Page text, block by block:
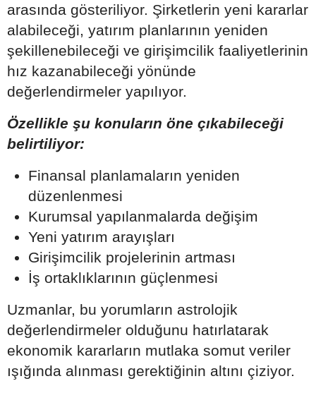
arasında gösteriliyor. Şirketlerin yeni kararlar
alabileceği, yatırım planlarının yeniden
şekillenebileceği ve girişimcilik faaliyetlerinin
hız kazanabileceği yönünde
değerlendirmeler yapılıyor.
Özellikle şu konuların öne çıkabileceği
belirtiliyor:
Finansal planlamaların yeniden
düzenlenmesi
Kurumsal yapılanmalarda değişim
Yeni yatırım arayışları
Girişimcilik projelerinin artması
İş ortaklıklarının güçlenmesi
Uzmanlar, bu yorumların astrolojik
değerlendirmeler olduğunu hatırlatarak
ekonomik kararların mutlaka somut veriler
ışığında alınması gerektiğinin altını çiziyor.